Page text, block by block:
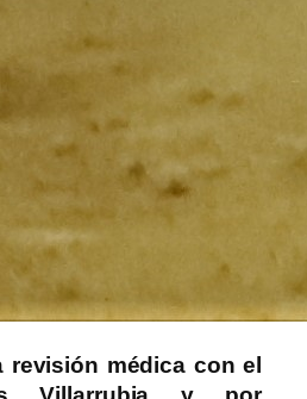
revisión médica con el